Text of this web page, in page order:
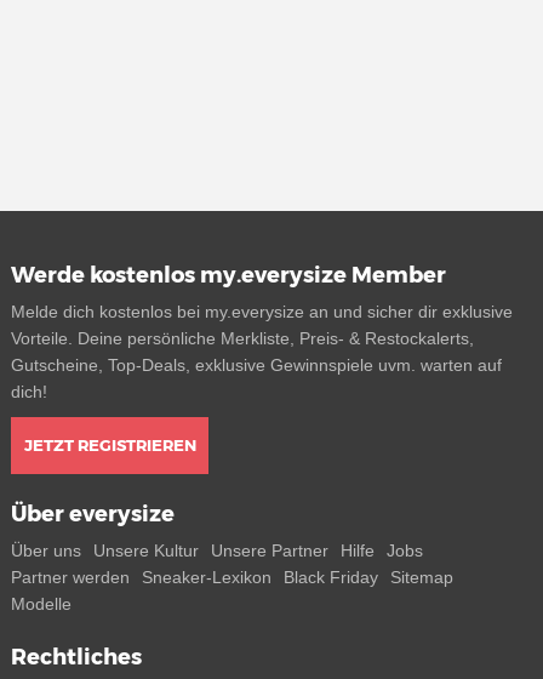
Werde kostenlos my.everysize Member
Melde dich kostenlos bei my.everysize an und sicher dir exklusive
Vorteile. Deine persönliche Merkliste, Preis- & Restockalerts,
Gutscheine, Top-Deals, exklusive Gewinnspiele uvm. warten auf
dich!
JETZT REGISTRIEREN
Über everysize
Über uns Unsere Kultur Unsere Partner Hilfe
Jobs
Partner werden
Sneaker-Lexikon Black Friday
Sitemap
Modelle
Rechtliches